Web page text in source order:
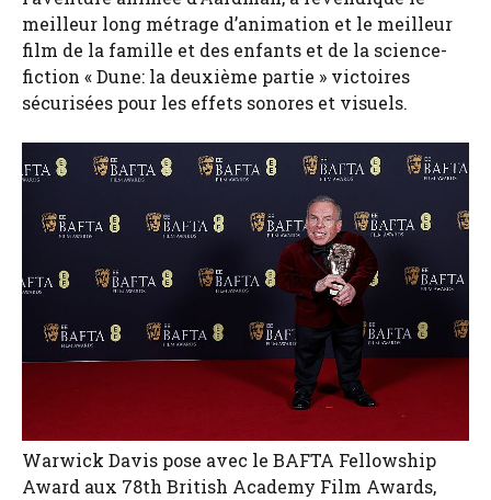
meilleur long métrage d’animation et le meilleur
film de la famille et des enfants et de la science-
fiction « Dune: la deuxième partie » victoires
sécurisées pour les effets sonores et visuels.
Warwick Davis pose avec le BAFTA Fellowship
Award aux 78th British Academy Film Awards,